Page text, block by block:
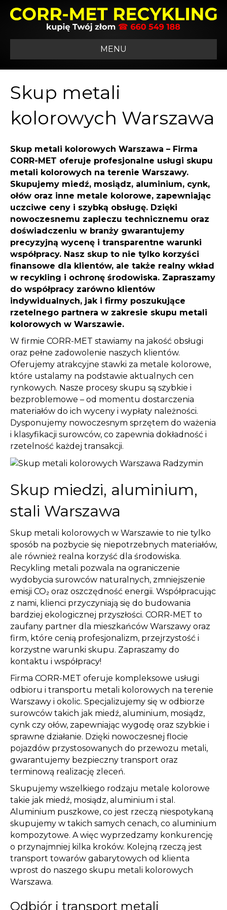
MENU
Skup metali
kolorowych Warszawa
Skup metali kolorowych Warszawa – Firma
CORR-MET oferuje profesjonalne usługi skupu
metali kolorowych na terenie Warszawy.
Skupujemy miedź, mosiądz, aluminium, cynk,
ołów oraz inne metale kolorowe, zapewniając
uczciwe ceny i szybką obsługę. Dzięki
nowoczesnemu zapleczu technicznemu oraz
doświadczeniu w branży gwarantujemy
precyzyjną wycenę i transparentne warunki
współpracy. Nasz skup to nie tylko korzyści
finansowe dla klientów, ale także realny wkład
w recykling i ochronę środowiska. Zapraszamy
do współpracy zarówno klientów
indywidualnych, jak i firmy poszukujące
rzetelnego partnera w zakresie skupu metali
kolorowych w Warszawie.
W firmie CORR-MET stawiamy na jakość obsługi
oraz pełne zadowolenie naszych klientów.
Oferujemy atrakcyjne stawki za metale kolorowe,
które ustalamy na podstawie aktualnych cen
rynkowych. Nasze procesy skupu są szybkie i
bezproblemowe – od momentu dostarczenia
materiałów do ich wyceny i wypłaty należności.
Dysponujemy nowoczesnym sprzętem do ważenia
i klasyfikacji surowców, co zapewnia dokładność i
rzetelność każdej transakcji.
Skup miedzi, aluminium,
stali Warszawa
Skup metali kolorowych w Warszawie to nie tylko
sposób na pozbycie się niepotrzebnych materiałów,
ale również realna korzyść dla środowiska.
Recykling metali pozwala na ograniczenie
wydobycia surowców naturalnych, zmniejszenie
emisji CO₂ oraz oszczędność energii. Współpracując
z nami, klienci przyczyniają się do budowania
bardziej ekologicznej przyszłości. CORR-MET to
zaufany partner dla mieszkańców Warszawy oraz
firm, które cenią profesjonalizm, przejrzystość i
korzystne warunki skupu. Zapraszamy do
kontaktu i współpracy!
Firma CORR-MET oferuje kompleksowe usługi
odbioru i transportu metali kolorowych na terenie
Warszawy i okolic. Specjalizujemy się w odbiorze
surowców takich jak miedź, aluminium, mosiądz,
cynk czy ołów, zapewniając wygodę oraz szybkie i
sprawne działanie. Dzięki nowoczesnej flocie
pojazdów przystosowanych do przewozu metali,
gwarantujemy bezpieczny transport oraz
terminową realizację zleceń.
Skupujemy wszelkiego rodzaju metale kolorowe
takie jak miedź, mosiądz, aluminium i stal.
Aluminium puszkowe, co jest rzeczą niespotykaną
skupujemy w takich samych cenach, co aluminium
kompozytowe. A więc wyprzedzamy konkurencję
o przynajmniej kilka kroków. Kolejną rzeczą jest
transport towarów gabarytowych od klienta
wprost do naszego skupu metali kolorowych
Warszawa.
Odbiór i transport metali